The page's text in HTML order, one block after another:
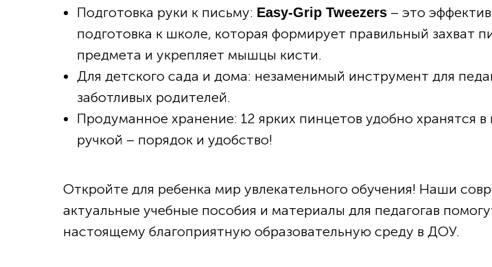
Подготовка руки к письму: Easy-Grip Tweezers – это
подготовка к школе, которая формирует правильный захват
предмета и укрепляет мышцы кисти.
Для детского сада и дома: незаменимый инструмент для
заботливых родителей.
Продуманное хранение: 12 ярких пинцетов удобно хранятся в
ручкой – порядок и удобство!
Откройте для ребенка мир увлекательного обучения! Наши
актуальные учебные пособия и материалы для педагогав
настоящему благоприятную образовательную среду в ДОУ.